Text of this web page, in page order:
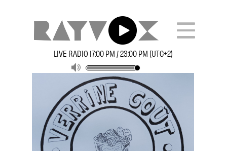
LIVE RADIO 17:00 PM / 23:00 PM (UTC+2)